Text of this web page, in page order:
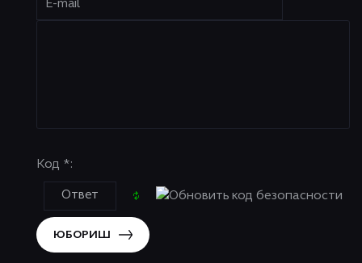
Код *:
ЮБОРИШ